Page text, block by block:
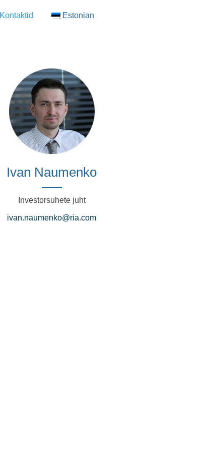
Kontaktid Estonian
Ivan Naumenko
Investorsuhete juht
ivan.naumenko@ria.com